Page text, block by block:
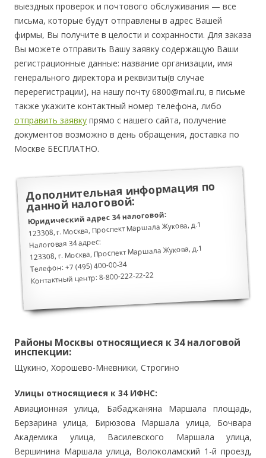
выездных проверок и почтового обслуживания — все
письма, которые будут отправлены в адрес Вашей
фирмы, Вы получите в целости и сохранности. Для заказа
Вы можете отправить Вашу заявку содержащую Ваши
регистрационные данные: название организации, имя
генерального директора и реквизиты(в случае
перерегистрации), на нашу почту 6800@mail.ru, в письме
также укажите контактный номер телефона, либо
отправить заявку прямо с нашего сайта, получение
документов возможно в день обращения, доставка по
Москве БЕСПЛАТНО.
Дополнительная информация по
данной налоговой:
Юридический адрес 34 налоговой:
123308, г. Москва, Проспект Маршала Жукова, д.1
Налоговая 34 адрес:
123308, г. Москва, Проспект Маршала Жукова, д.1
Телефон: +7 (495) 400-00-34
Контактный центр: 8-800-222-22-22
Районы Москвы относящиеся к 34 налоговой
инспекции:
Щукино, Хорошево-Мневники, Строгино
Улицы относящиеся к 34 ИФНС:
Авиационная улица, Бабаджаняна Маршала площадь,
Берзарина улица, Бирюзова Маршала улица, Бочвара
Академика улица, Василевского Маршала улица,
Вершинина Маршала улица, Волоколамский 1-й проезд,